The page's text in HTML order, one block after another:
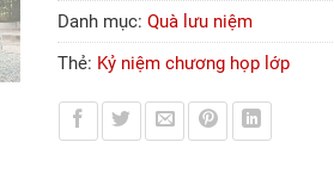
Danh mục: Quà lưu niệm
Thẻ: Kỷ niệm chương họp lớp